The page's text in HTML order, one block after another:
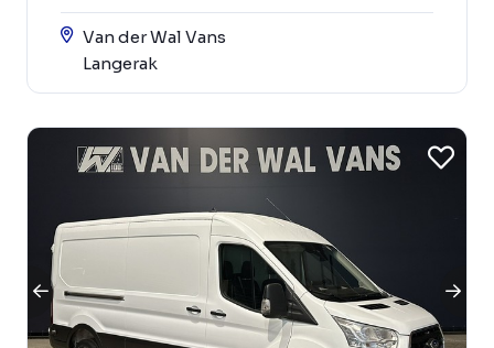
Van der Wal Vans
Langerak